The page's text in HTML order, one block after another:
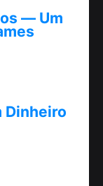
— Um
Dinheiro